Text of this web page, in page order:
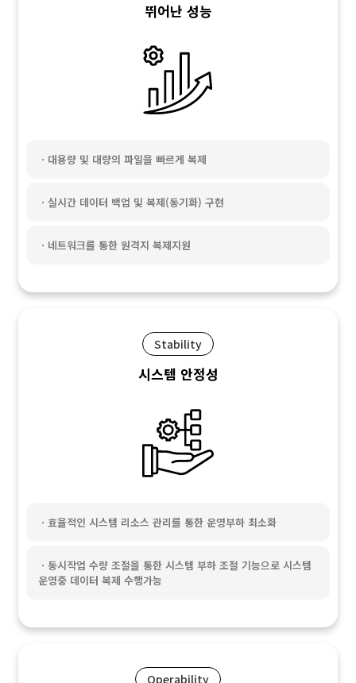
뛰어난 성능
ㆍ대용량 및 대량의 파일을 빠르게 복제
ㆍ실시간 데이터 백업 및 복제(동기화) 구현
ㆍ네트워크를 통한 원격지 복제지원
Stability
시스템 안정성
ㆍ효율적인 시스템 리소스 관리를 통한 운영부하 최소화
ㆍ동시작업 수량 조절을 통한 시스템 부하 조절 기능으로 시스템
운영중 데이터 복제 수행가능
Operability